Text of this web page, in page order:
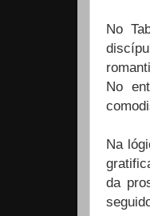
No
No
Na
da